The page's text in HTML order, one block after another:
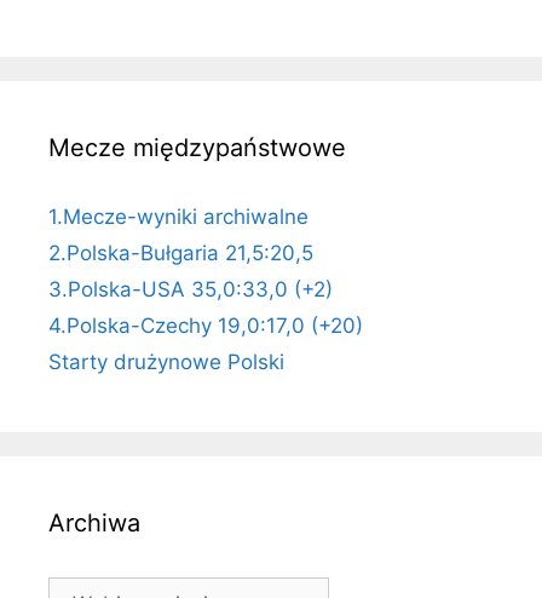
Mecze międzypaństwowe
1.Mecze-wyniki archiwalne
2.Polska-Bułgaria 21,5:20,5
3.Polska-USA 35,0:33,0 (+2)
4.Polska-Czechy 19,0:17,0 (+20)
Starty drużynowe Polski
Archiwa
Archiwa